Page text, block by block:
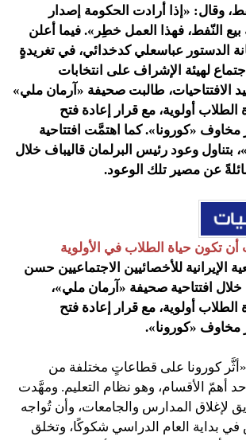
وقال: «إذا أرادت الحكومة إصدار
النّفط، فهذا العمل خطِر». فيما أعلن
الدستور عباسعلي كدخدائي، في تغريدةٍ
لهيئة الإشراف على انتخابات
الافتتاحيات، طالبت صحيفة «آرمان ملي»
أولوية، مع قرار إعادة فتح
«كورونا». كما اهتمَّت افتتاحية
بتناول وعود رئيس البرلمان قاليباف خلال
عن مصير تلك الوعود.
تكون حياة الطلاب في الأولوية
الإيرانية للأخصائيين الاجتماعيين حسن
افتتاحية صحيفة «آرمان ملي»،
أولوية، مع قرار إعادة فتح
مخاوف «كورونا».
«أثَّر كورونا على قطاعاتٍ مختلفة من
أهمّ الأقسام، وهو نظام التعليم. ومهَّدت
لإغلاق المدارس والجامعات، وأن تُواجه
في بداية العام الدراسي شكوكًا، وتخلق